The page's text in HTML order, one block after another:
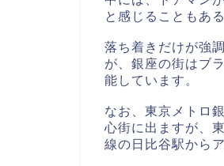
と感じることもあ
落ち着きだけが強
が、銀座の街はブ
能しています。
なお、東京メトロ
心街に出ますが、
線の日比谷駅から